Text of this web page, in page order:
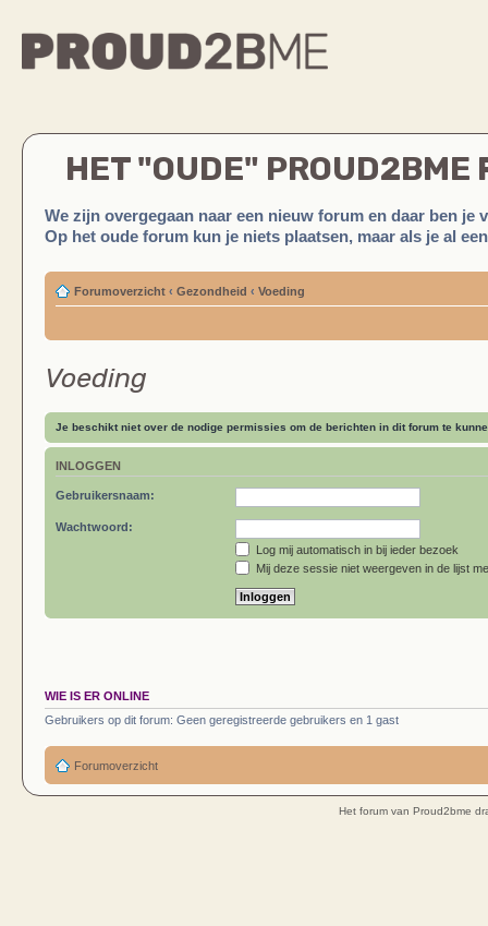
HET "OUDE" PROUD2BME
We zijn overgegaan naar een nieuw forum en daar ben je
Op het oude forum kun je niets plaatsen, maar als je al
Forumoverzicht ‹ Gezondheid ‹ Voeding
Voeding
Je beschikt niet over de nodige permissies om de berichten in dit forum te
INLOGGEN
Gebruikersnaam:
Wachtwoord:
Log mij automatisch in bij ieder bezoek
Mij deze sessie niet weergeven in de lijst
WIE IS ER ONLINE
Gebruikers op dit forum: Geen geregistreerde gebruikers en 1 gast
Forumoverzicht
Het forum van Proud2bme